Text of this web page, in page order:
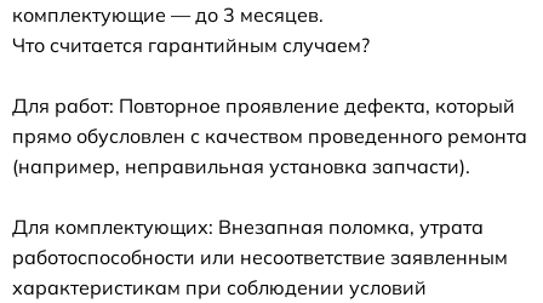
комплектующие — до 3 месяцев.
Что считается гарантийным случаем?
Для работ: Повторное проявление дефекта, который
прямо обусловлен с качеством проведенного ремонта
(например, неправильная установка запчасти).
Для комплектующих: Внезапная поломка, утрата
работоспособности или несоответствие заявленным
характеристикам при соблюдении условий